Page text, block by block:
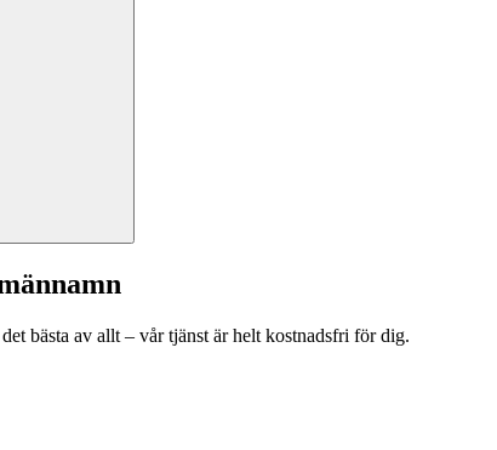
bästa av allt – vår tjänst är helt kostnadsfri för dig.